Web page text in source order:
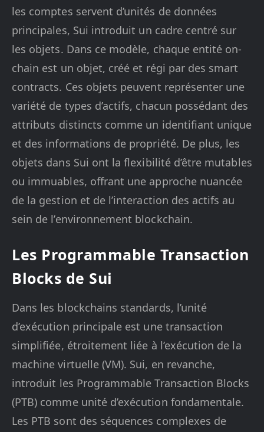
les comptes servent d’unités de données
principales, Sui introduit un cadre centré sur
les objets. Dans ce modèle, chaque entité on-
chain est un objet, créé et régi par des smart
contracts. Ces objets peuvent représenter une
variété de types d’actifs, chacun possédant des
attributs distincts comme un identifiant unique
et des informations de propriété. De plus, les
objets dans Sui ont la flexibilité d’être mutables
ou immuables, offrant une approche nuancée
de la gestion et de l’interaction des actifs au
sein de l’environnement blockchain.
Les Programmable Transaction
Blocks de Sui
Dans les blockchains standards, l’unité
d’exécution principale est une transaction
simplifiée, étroitement liée à l’exécution de la
machine virtuelle (VM). Sui, en revanche,
introduit les Programmable Transaction Blocks
(PTB) comme unité d’exécution fondamentale.
Les PTB sont des séquences complexes de